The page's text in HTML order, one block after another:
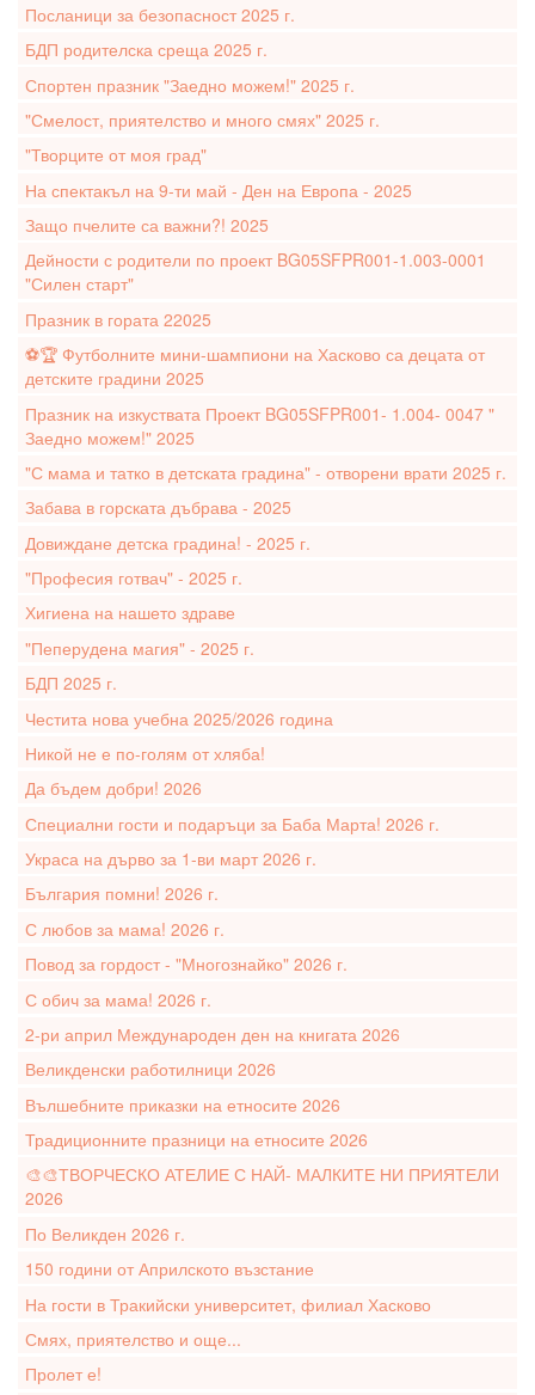
Посланици за безопасност 2025 г.
БДП родителска среща 2025 г.
Спортен празник "Заедно можем!" 2025 г.
"Смелост, приятелство и много смях" 2025 г.
"Творците от моя град"
На спектакъл на 9-ти май - Ден на Европа - 2025
Защо пчелите са важни?! 2025
Дейности с родители по проект BG05SFPR001-1.003-0001
"Силен старт"
Празник в гората 22025
⚽️🏆 Футболните мини-шампиони на Хасково са децата от
детските градини 2025
Празник на изкуствата Проект BG05SFPR001- 1.004- 0047 "
Заедно можем!" 2025
"С мама и татко в детската градина" - отворени врати 2025 г.
Забава в горската дъбрава - 2025
Довиждане детска градина! - 2025 г.
"Професия готвач" - 2025 г.
Хигиена на нашето здраве
"Пеперудена магия" - 2025 г.
БДП 2025 г.
Честита нова учебна 2025/2026 година
Никой не е по-голям от хляба!
Да бъдем добри! 2026
Специални гости и подаръци за Баба Марта! 2026 г.
Украса на дърво за 1-ви март 2026 г.
България помни! 2026 г.
С любов за мама! 2026 г.
Повод за гордост - "Многознайко" 2026 г.
С обич за мама! 2026 г.
2-ри април Международен ден на книгата 2026
Великденски работилници 2026
Вълшебните приказки на етносите 2026
Традиционните празници на етносите 2026
🎨🎨ТВОРЧЕСКО АТЕЛИЕ С НАЙ- МАЛКИТЕ НИ ПРИЯТЕЛИ
2026
По Великден 2026 г.
150 години от Априлското възстание
На гости в Тракийски университет, филиал Хасково
Смях, приятелство и още...
Пролет е!